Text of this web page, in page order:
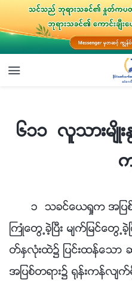
၆၁၁ လူသားမ်ိဳးႏြယ္ကို ဘုရားျမင္
၆၁၁ လူသားမ်ိဳး
၁ သခင္ေယရႈက အျ
ႀကဳံေတြ႕ခဲ့ၿပီး မ်က္ျမင္ေတ
တ္ႏွလုံးထဲ၌ ျပင္းထန္ေသာ
အျပစ္တရား၌ ႐ုန္းကန္